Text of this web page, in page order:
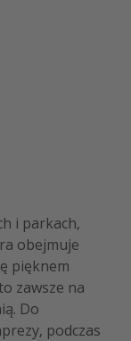
tarasie
i parkach,
obejmuje
pięknem
zawsze na
Do
podczas